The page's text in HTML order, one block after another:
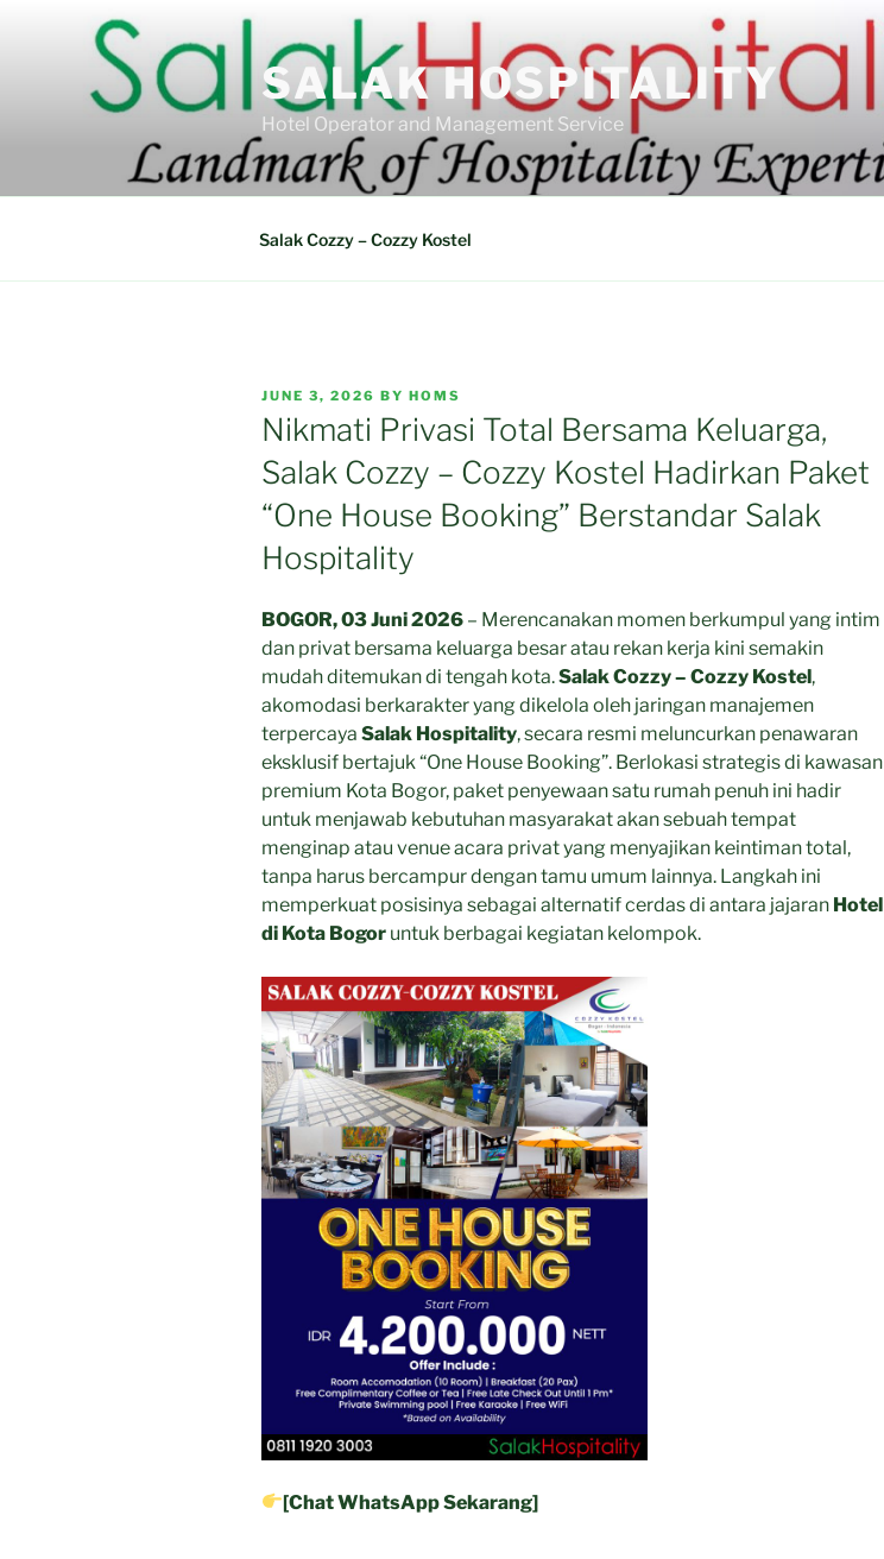
SALAK HOSPITALITY
Hotel Operator and Management Service
Salak Cozzy – Cozzy Kostel
POSTED
ON
JUNE 3, 2026 BY HOMS
Nikmati Privasi Total Bersama Keluarga,
Salak Cozzy – Cozzy Kostel Hadirkan Paket
“One House Booking” Berstandar Salak
Hospitality
BOGOR, 03 Juni 2026 – Merencanakan momen berkumpul yang intim
dan privat bersama keluarga besar atau rekan kerja kini semakin
mudah ditemukan di tengah kota.Salak Cozzy – Cozzy Kostel,
akomodasi berkarakter yang dikelola oleh jaringan manajemen
terpercaya Salak Hospitality, secara resmi meluncurkan penawaran
eksklusif bertajuk “One House Booking”. Berlokasi strategis di kawasan
premium Kota Bogor, paket penyewaan satu rumah penuh ini hadir
untuk menjawab kebutuhan masyarakat akan sebuah tempat
menginap atau venue acara privat yang menyajikan keintiman total,
tanpa harus bercampur dengan tamu umum lainnya. Langkah ini
memperkuat posisinya sebagai alternatif cerdas di antara jajaran Hotel
di Kota Bogor untuk berbagai kegiatan kelompok.
[Chat WhatsApp Sekarang]